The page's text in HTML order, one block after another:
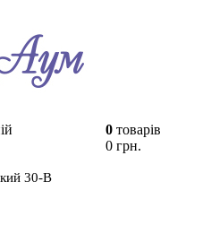
0 товарів
0 грн.
30-В